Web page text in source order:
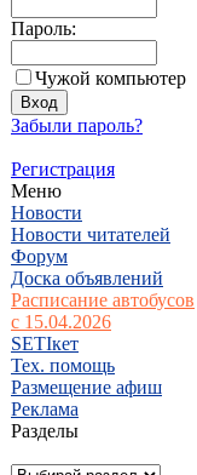
Пароль:
Чужой компьютер
Забыли пароль?
Регистрация
Меню
Новости
Новости читателей
Форум
Доска объявлений
Расписание автобусов
с 15.04.2026
SETIкет
Тех. помощь
Размещение афиш
Реклама
Разделы